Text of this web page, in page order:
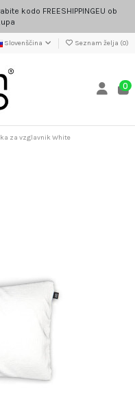
kodo FREESHIPPINGEU ob
Slovenščina Seznam želja (0)
0
za vzglavnik White